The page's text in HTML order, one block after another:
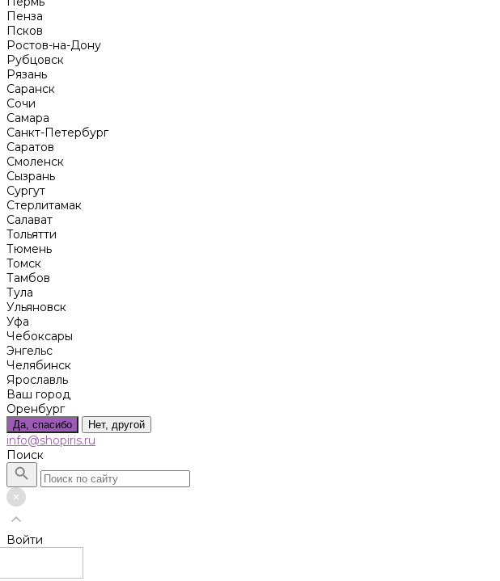
Пенза
Псков
Ростов-на-Дону
Рубцовск
Рязань
Саранск
Сочи
Самара
Санкт-Петербург
Саратов
Смоленск
Сызрань
Сургут
Стерлитамак
Салават
Тольятти
Тюмень
Томск
Тамбов
Тула
Ульяновск
Уфа
Чебоксары
Энгельс
Челябинск
Ярославль
Ваш город
Оренбург
Да, спасибо Нет, другой
info@shopiris.ru
Поиск
Войти